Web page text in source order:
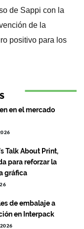
de Sappi con la
de la
positivo para los
en el mercado
Talk About Print,
para reforzar la
gráfica
de embalaje a
en Interpack